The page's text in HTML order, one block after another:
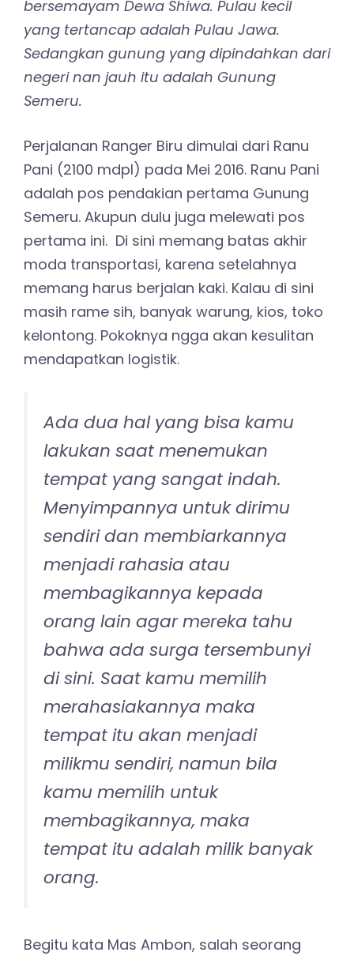
bersemayam Dewa Shiwa. Pulau kecil
yang tertancap adalah Pulau Jawa.
Sedangkan gunung yang dipindahkan dari
negeri nan jauh itu adalah Gunung
Semeru.
Perjalanan Ranger Biru dimulai dari Ranu
Pani (2100 mdpl) pada Mei 2016. Ranu Pani
adalah pos pendakian pertama Gunung
Semeru. Akupun dulu juga melewati pos
pertama ini. Di sini memang batas akhir
moda transportasi, karena setelahnya
memang harus berjalan kaki. Kalau di sini
masih rame sih, banyak warung, kios, toko
kelontong. Pokoknya ngga akan kesulitan
mendapatkan logistik.
Ada dua hal yang bisa kamu
lakukan saat menemukan
tempat yang sangat indah.
Menyimpannya untuk dirimu
sendiri dan membiarkannya
menjadi rahasia atau
membagikannya kepada
orang lain agar mereka tahu
bahwa ada surga tersembunyi
di sini. Saat kamu memilih
merahasiakannya maka
tempat itu akan menjadi
milikmu sendiri, namun bila
kamu memilih untuk
membagikannya, maka
tempat itu adalah milik banyak
orang.
Begitu kata Mas Ambon, salah seorang